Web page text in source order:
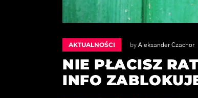
AKTUALNOŚCI by Aleksander Czachor
NIE PŁACISZ
INFO